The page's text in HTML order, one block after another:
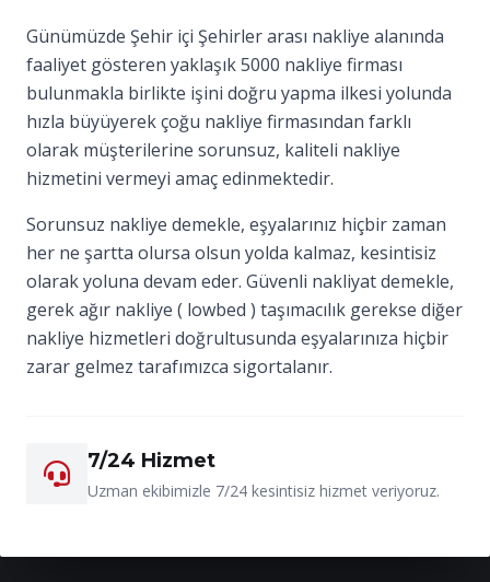
Günümüzde Şehir içi Şehirler arası nakliye alanında
faaliyet gösteren yaklaşık 5000 nakliye firması
bulunmakla birlikte işini doğru yapma ilkesi yolunda
hızla büyüyerek çoğu nakliye firmasından farklı
olarak müşterilerine sorunsuz, kaliteli nakliye
hizmetini vermeyi amaç edinmektedir.
Sorunsuz nakliye demekle, eşyalarınız hiçbir zaman
her ne şartta olursa olsun yolda kalmaz, kesintisiz
olarak yoluna devam eder. Güvenli nakliyat demekle,
gerek ağır nakliye ( lowbed ) taşımacılık gerekse diğer
nakliye hizmetleri doğrultusunda eşyalarınıza hiçbir
zarar gelmez tarafımızca sigortalanır.
7/24 Hizmet
Uzman ekibimizle 7/24 kesintisiz hizmet veriyoruz.